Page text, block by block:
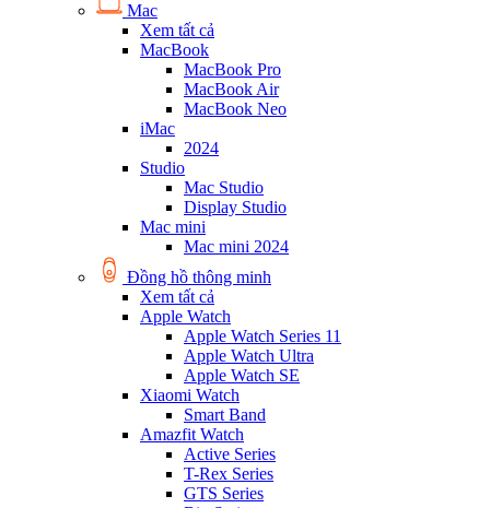
Mac
Xem tất cả
MacBook
MacBook Pro
MacBook Air
MacBook Neo
iMac
2024
Studio
Mac Studio
Display Studio
Mac mini
Mac mini 2024
Đồng hồ thông minh
Xem tất cả
Apple Watch
Apple Watch Series 11
Apple Watch Ultra
Apple Watch SE
Xiaomi Watch
Smart Band
Amazfit Watch
Active Series
T-Rex Series
GTS Series